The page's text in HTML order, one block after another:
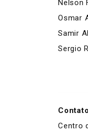
Nelson
Osmar
Samir
Sergio
Centro